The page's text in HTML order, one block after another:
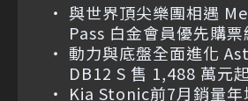
與世界頂尖樂團相遇
Pass 白金會員優先購
動力與底盤全面進化
DB12 S 售 1,488 萬元
Kia Stonic前7月銷量